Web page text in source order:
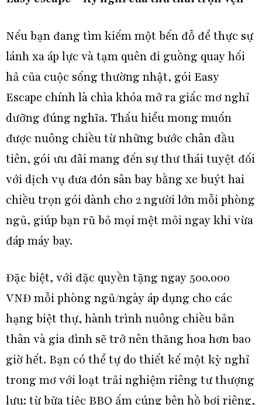
Nếu bạn đang tìm kiếm một bến đỗ để thực sự
lánh xa áp lực và tạm quên đi guồng quay hối
hả của cuộc sống thường nhật, gói Easy
Escape chính là chìa khóa mở ra giấc mơ nghỉ
dưỡng đúng nghĩa. Thấu hiểu mong muốn
được nuông chiều từ những bước chân đầu
tiên, gói ưu đãi mang đến sự thư thái tuyệt đối
với dịch vụ đưa đón sân bay bằng xe buýt hai
chiều trọn gói dành cho 2 người lớn mỗi phòng
ngủ, giúp bạn rũ bỏ mọi mệt mỏi ngay khi vừa
đáp máy bay.
Đặc biệt, với đặc quyền tặng ngay 500.000
VNĐ mỗi phòng ngủ/ngày áp dụng cho các
hạng biệt thự, hành trình nuông chiều bản
thân và gia đình sẽ trở nên thăng hoa hơn bao
giờ hết. Bạn có thể tự do thiết kế một kỳ nghỉ
trong mơ với loạt trải nghiệm riêng tư thượng
lưu: từ bữa tiệc BBQ ấm cúng bên hồ bơi riêng,